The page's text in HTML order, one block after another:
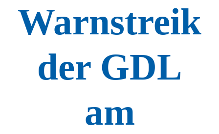
Warnstreik
der GDL
am